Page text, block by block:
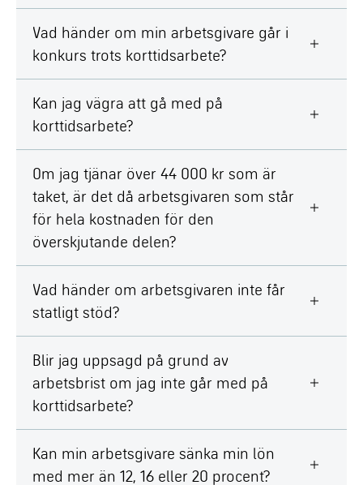
Vad händer om min arbetsgivare går i
konkurs trots korttidsarbete?
Kan jag vägra att gå med på
korttidsarbete?
Om jag tjänar över 44 000 kr som är
taket, är det då arbetsgivaren som står
för hela kostnaden för den
överskjutande delen?
Vad händer om arbetsgivaren inte får
statligt stöd?
Blir jag uppsagd på grund av
arbetsbrist om jag inte går med på
korttidsarbete?
Kan min arbetsgivare sänka min lön
med mer än 12, 16 eller 20 procent?